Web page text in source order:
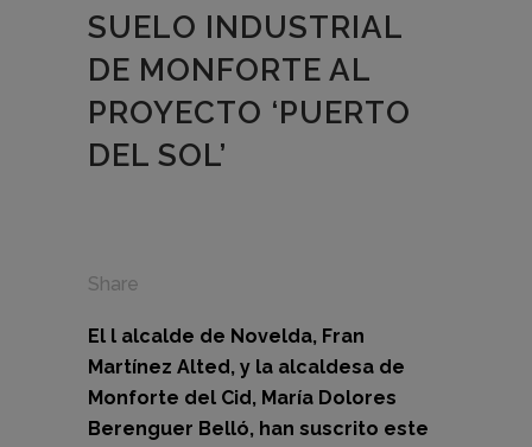
SUELO INDUSTRIAL
DE MONFORTE AL
PROYECTO ‘PUERTO
DEL SOL’
Share
El l alcalde de Novelda, Fran
Martínez Alted, y la alcaldesa de
Monforte del Cid, María Dolores
Berenguer Belló, han suscrito este